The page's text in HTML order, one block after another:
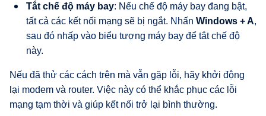
Tắt chế độ máy bay: Nếu chế độ máy bay đang bật,
tất cả các kết nối mạng sẽ bị ngắt. Nhấn Windows + A,
sau đó nhấp vào biểu tượng máy bay để tắt chế độ
này.
Nếu đã thử các cách trên mà vẫn gặp lỗi, hãy khởi động
lại modem và router. Việc này có thể khắc phục các lỗi
mạng tạm thời và giúp kết nối trở lại bình thường.